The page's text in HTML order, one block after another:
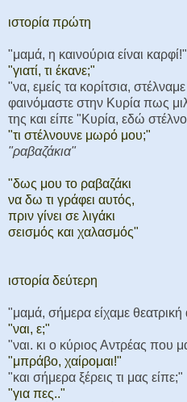
ιστορία πρώτη
"μαμά, η καινούρια είναι καρφί!"
"γιατί, τι έκανε;"
"να, εμείς τα κορίτσια,
φαινόμαστε στην Κυρία πως
της και είπε "Κυρία, εδώ
"τι στέλνουνε μωρό μου;"
"ραβαζάκια"
"δως μου το ραβαζάκι
να δω τι γράφει αυτός,
πριν γίνει σε λιγάκι
σεισμός και χαλασμός"
ιστορία δεύτερη
"μαμά, σήμερα είχαμε
"ναι, ε;"
"ναι. κι ο κύριος Αντρέας που
"μπράβο, χαίρομαι!"
"και σήμερα ξέρεις τι μας είπε;"
"για πες.."